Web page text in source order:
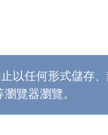
以任何形式儲存
覽器瀏覽。